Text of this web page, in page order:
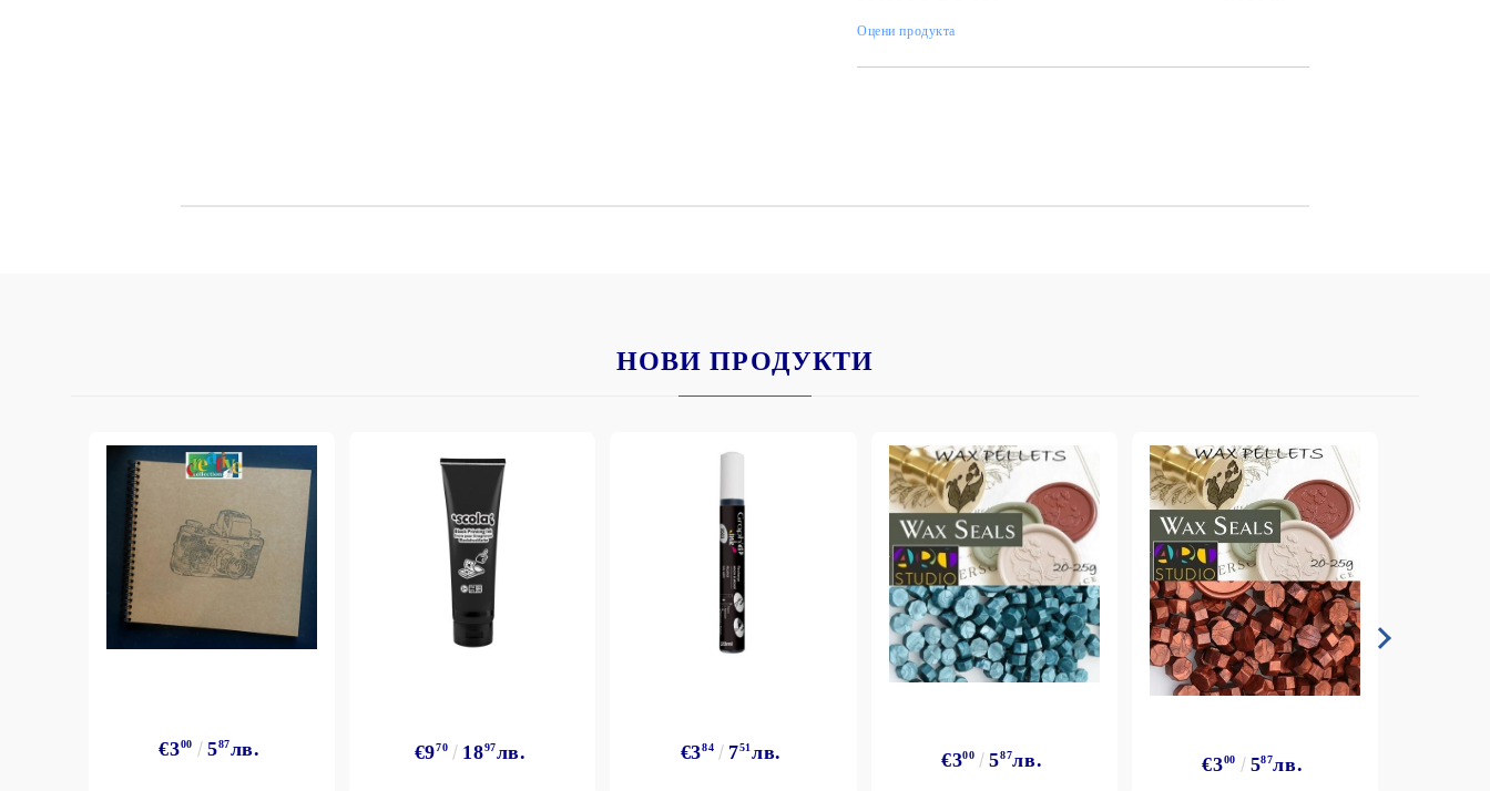
Тебеширено мастило
BRILLIANCE - Пигментно мастило
StazON Series - Пигментно мастило
DISTRESS - ДИСТРЕС
VERSAFINE & ARCHIVAL INK -
Super fine pigment & permanent ink
ALADIN IZINK Series - Pigment & Dye
ПЕЧАТИ ЗА ВОСЪК И ЦВЕТНИ
хартии
Цветни и крафт картони / хартии
Креп, тишу, деко велпапе и др.
Цветен и фигурален паус
Оцени продукта
НОВИ ПРОДУКТИ
€300 587лв. €970 1897лв. €384 751лв. €300 587лв. €300 587лв.